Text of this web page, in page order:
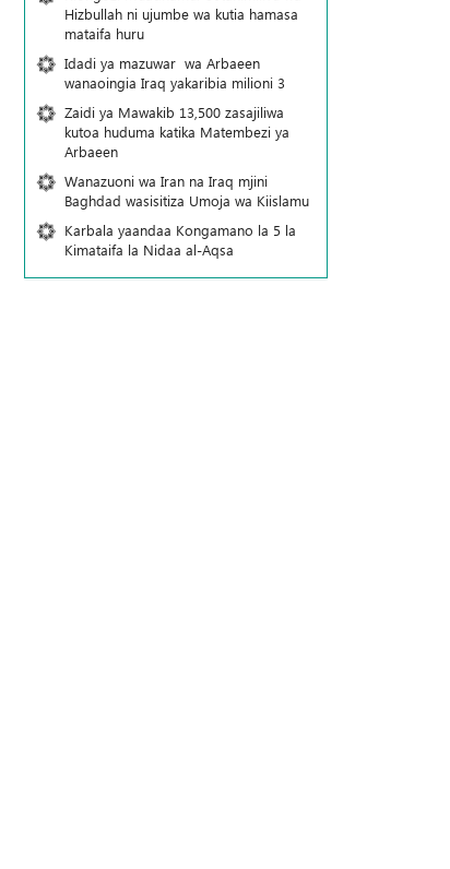
Hizbullah ni ujumbe wa kutia hamasa
mataifa huru
Idadi ya mazuwar wa Arbaeen
wanaoingia Iraq yakaribia milioni 3
Zaidi ya Mawakib 13,500 zasajiliwa
kutoa huduma katika Matembezi ya
Arbaeen
Wanazuoni wa Iran na Iraq mjini
Baghdad wasisitiza Umoja wa Kiislamu
Karbala yaandaa Kongamano la 5 la
Kimataifa la Nidaa al-Aqsa